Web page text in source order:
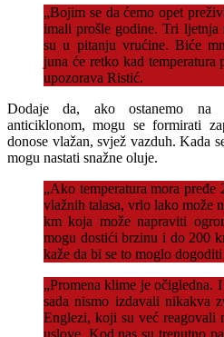
„Bojim se da ćemo opet
imali prošle godine. Tri ljetnja
su u pitanju vrućine. Biće
juna će retko kad temperatura
upozorava Ristić.
Dodaje da, ako ostanemo na
anticiklonom, mogu se formirati
donose vlažan, svjež vazduh. Kada
mogu nastati snažne oluje.
„Ako temperatura mora pređe
vlažnih talasa, vrlo lako može
km koja može napraviti
mogu dostići brzinu i do 200
kaže da bi se to moglo
„Promena klime je očigledna.
sada nismo izdavali nikakva
Englezi, koji su već reagovali
uslove. Kod nas su trenutno